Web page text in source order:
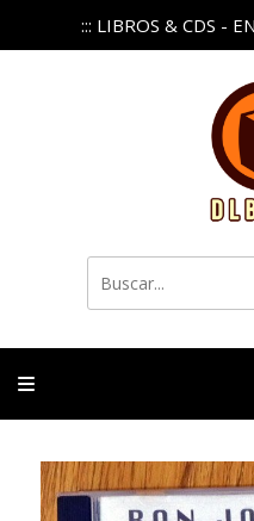
::: LIBROS & CDS -